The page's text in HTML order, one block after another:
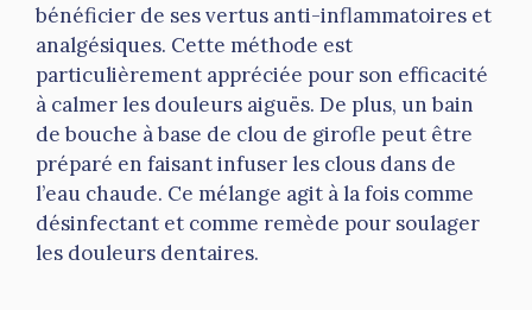
bénéficier de ses vertus anti-inflammatoires et
analgésiques. Cette méthode est
particulièrement appréciée pour son efficacité
à calmer les douleurs aiguës. De plus, un bain
de bouche à base de clou de girofle peut être
préparé en faisant infuser les clous dans de
l’eau chaude. Ce mélange agit à la fois comme
désinfectant et comme remède pour soulager
les douleurs dentaires.